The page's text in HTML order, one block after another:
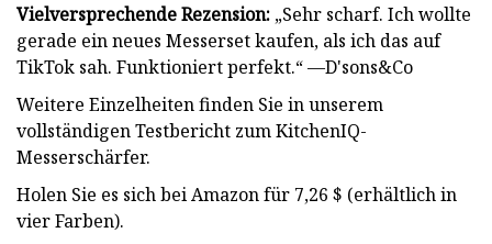
Vielversprechende Rezension: „Sehr scharf. Ich wollte
gerade ein neues Messerset kaufen, als ich das auf
TikTok sah. Funktioniert perfekt.“ —D'sons&Co
Weitere Einzelheiten finden Sie in unserem
vollständigen Testbericht zum KitchenIQ-
Messerschärfer.
Holen Sie es sich bei Amazon für 7,26 $ (erhältlich in
vier Farben).